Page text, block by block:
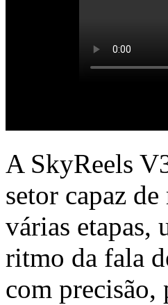
A SkyReels
setor capaz
várias etapas,
ritmo da fala
com precisão,